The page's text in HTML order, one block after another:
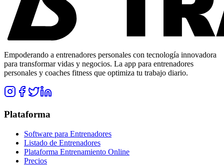
Empoderando a entrenadores personales con tecnología innovadora
para transformar vidas y negocios. La app para entrenadores
personales y coaches fitness que optimiza tu trabajo diario.
Plataforma
Software para Entrenadores
Listado de Entrenadores
Plataforma Entrenamiento Online
Precios